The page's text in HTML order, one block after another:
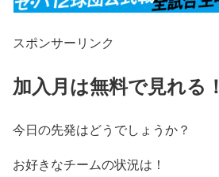
スポンサーリンク
加入月は無料で見れる！
今日の先発はどうでしょうか？
お好きなチームの状況は！